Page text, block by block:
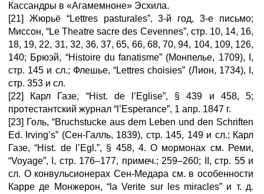
Кассандры в «Агамемноне» Эсхила.
[21] Жюрьё “Lettres pasturales”, 3-й год, 3-е письмо;
Миссон, “Le Theatre sacre des Cevennes”, стр. 10, 14, 16,
18, 19, 22, 31, 32, 36, 37, 65, 66, 68, 70, 94, 104, 109, 126,
140; Брюэй, “Histoire du fanatisme” (Монпелье, 1709), I,
стр. 145 и сл.; Флешье, “Lettres choisies” (Лион, 1734), I,
стр. 353 и сл.
[22] Карл Газе, “Hist. de l’Eglise”, § 439 и 458, 5;
протестантский журнал “l’Esperance”, 1 апр. 1847 г.
[23] Голь, “Bruchstucke aus dem Leben und den Schriften
Ed. Irving’s” (Сен-Галль, 1839), стр. 145, 149 и сл.; Карл
Газе, “Hist. de l’Egl.”, § 458, 4. О мормонах см. Реми,
“Voyage”, I, стр. 176–177, примеч.; 259–260; II, стр. 55 и
сл. О конвульсионерах Сен-Медара см. в особенности
Карре де Монжерон, “la Verite sur les miracles” и т. д.